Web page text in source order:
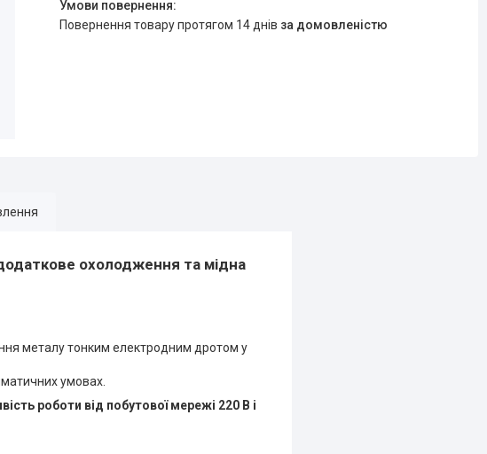
повернення товару протягом 14 днів за домовленістю
охолодження та мідна
металу тонким електродним дротом у
умовах.
роботи від побутової мережі 220 В і